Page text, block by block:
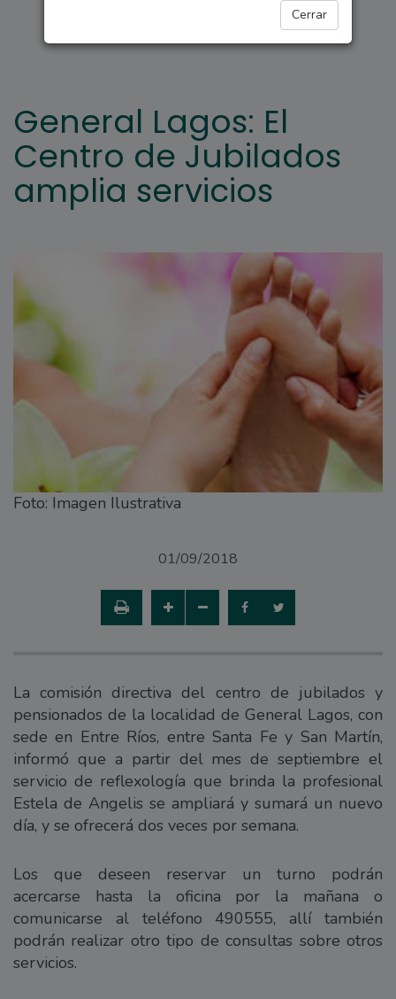
Cerrar
General Lagos: El
Centro de Jubilados
amplia servicios
Foto: Imagen Ilustrativa
01/09/2018
La comisión directiva del centro de jubilados y
pensionados de la localidad de General Lagos, con
sede en Entre Ríos, entre Santa Fe y San Martín,
informó que a partir del mes de septiembre el
servicio de reflexología que brinda la profesional
Estela de Angelis se ampliará y sumará un nuevo
día, y se ofrecerá dos veces por semana.
Los que deseen reservar un turno podrán
acercarse hasta la oficina por la mañana o
comunicarse al teléfono 490555, allí también
podrán realizar otro tipo de consultas sobre otros
servicios.